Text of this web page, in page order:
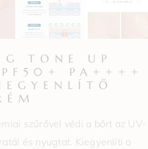
TONE UP
PA++++
szűrővel védi a bőrt az UV-
és nyugtat. Kiegyenlíti a